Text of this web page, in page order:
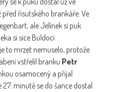
řisutského brankáře. Ve
ale Jelínek si puk
si sice Buldoci
to mrzet nemuselo, protože
vstřelil branku Petr
osamocený a přijal
minutě se do šance dostal